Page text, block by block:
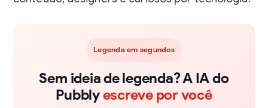
Legenda em segundos
Sem ideia de legenda? A IA do
Pubblyescreve por você